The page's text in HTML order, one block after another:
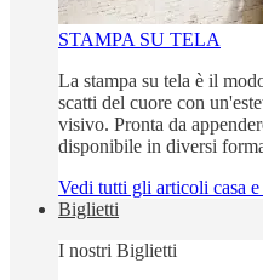
STAMPA SU TELA
La stampa su tela è il
scatti del cuore con
visivo. Pronta da
disponibile in diversi
Vedi tutti gli articoli casa e
Biglietti
I nostri Biglietti